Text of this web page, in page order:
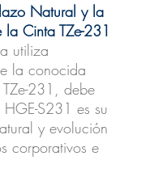
Natural y la
la Cinta TZe-231
utiliza
la conocida
231, debe
S231 es su
y evolución
corporativos e